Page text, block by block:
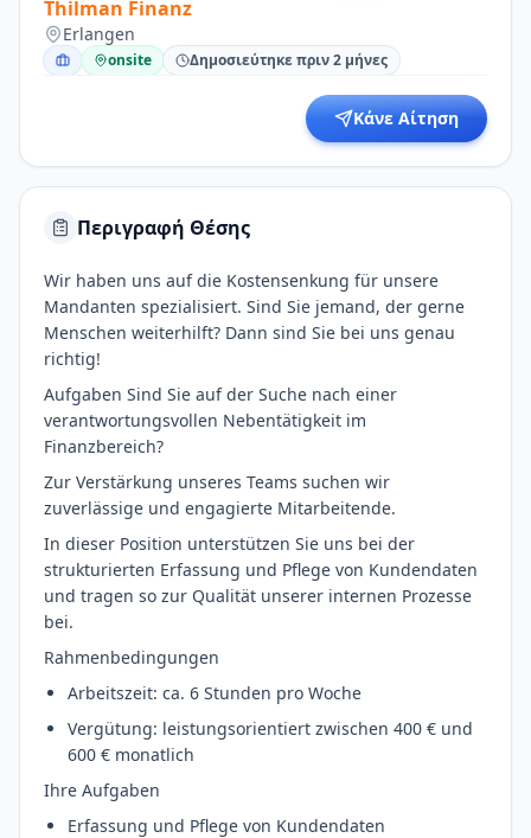
Thilman Finanz
Erlangen
onsite Δημοσιεύτηκε πριν 2 μήνες
Κάνε Αίτηση
Περιγραφή Θέσης
Wir haben uns auf die Kostensenkung für unsere
Mandanten spezialisiert. Sind Sie jemand, der gerne
Menschen weiterhilft? Dann sind Sie bei uns genau
richtig!
Aufgaben Sind Sie auf der Suche nach einer
verantwortungsvollen Nebentätigkeit im
Finanzbereich?
Zur Verstärkung unseres Teams suchen wir
zuverlässige und engagierte Mitarbeitende.
In dieser Position unterstützen Sie uns bei der
strukturierten Erfassung und Pflege von Kundendaten
und tragen so zur Qualität unserer internen Prozesse
bei.
Rahmenbedingungen
Arbeitszeit: ca. 6 Stunden pro Woche
Vergütung: leistungsorientiert zwischen 400 € und
600 € monatlich
Ihre Aufgaben
Erfassung und Pflege von Kundendaten